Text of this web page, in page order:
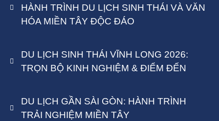
HÀNH TRÌNH DU LỊCH SINH THÁI VÀ VĂN
HÓA MIỀN TÂY ĐỘC ĐÁO
DU LỊCH SINH THÁI VĨNH LONG 2026:
TRỌN BỘ KINH NGHIỆM & ĐIỂM ĐẾN
DU LỊCH GẦN SÀI GÒN: HÀNH TRÌNH
TRẢI NGHIỆM MIỀN TÂY